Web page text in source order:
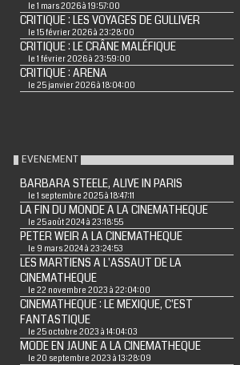
le 1 mars 2026 à 19:57:00
CRITIQUE : LES VOYAGES DE GULLIVER
le 15 février 2026 à 23:28:00
CRITIQUE : LE CRÂNE MALÉFIQUE
le 1 février 2026 à 23:59:00
CRITIQUE : ARENA
le 25 janvier 2026 à 18:04:00
EVENEMENT
BARBARA STEELE, ALIVE IN PARIS
le 1 septembre 2025 à 18:47:11
LA FIN DU MONDE A LA CINEMATHEQUE
le 25 août 2024 à 23:18:55
PETER WEIR A LA CINEMATHEQUE
le 9 mars 2024 à 23:24:53
LES MARTIENS A L'ASSAUT DE LA
CINEMATHEQUE
le 22 novembre 2023 à 22:04:00
CINEMATHEQUE : LE MEXIQUE, C'EST
FANTASTIQUE
le 25 octobre 2023 à 14:04:03
MODE EN JAUNE A LA CINEMATHEQUE
le 20 septembre 2023 à 13:28:09